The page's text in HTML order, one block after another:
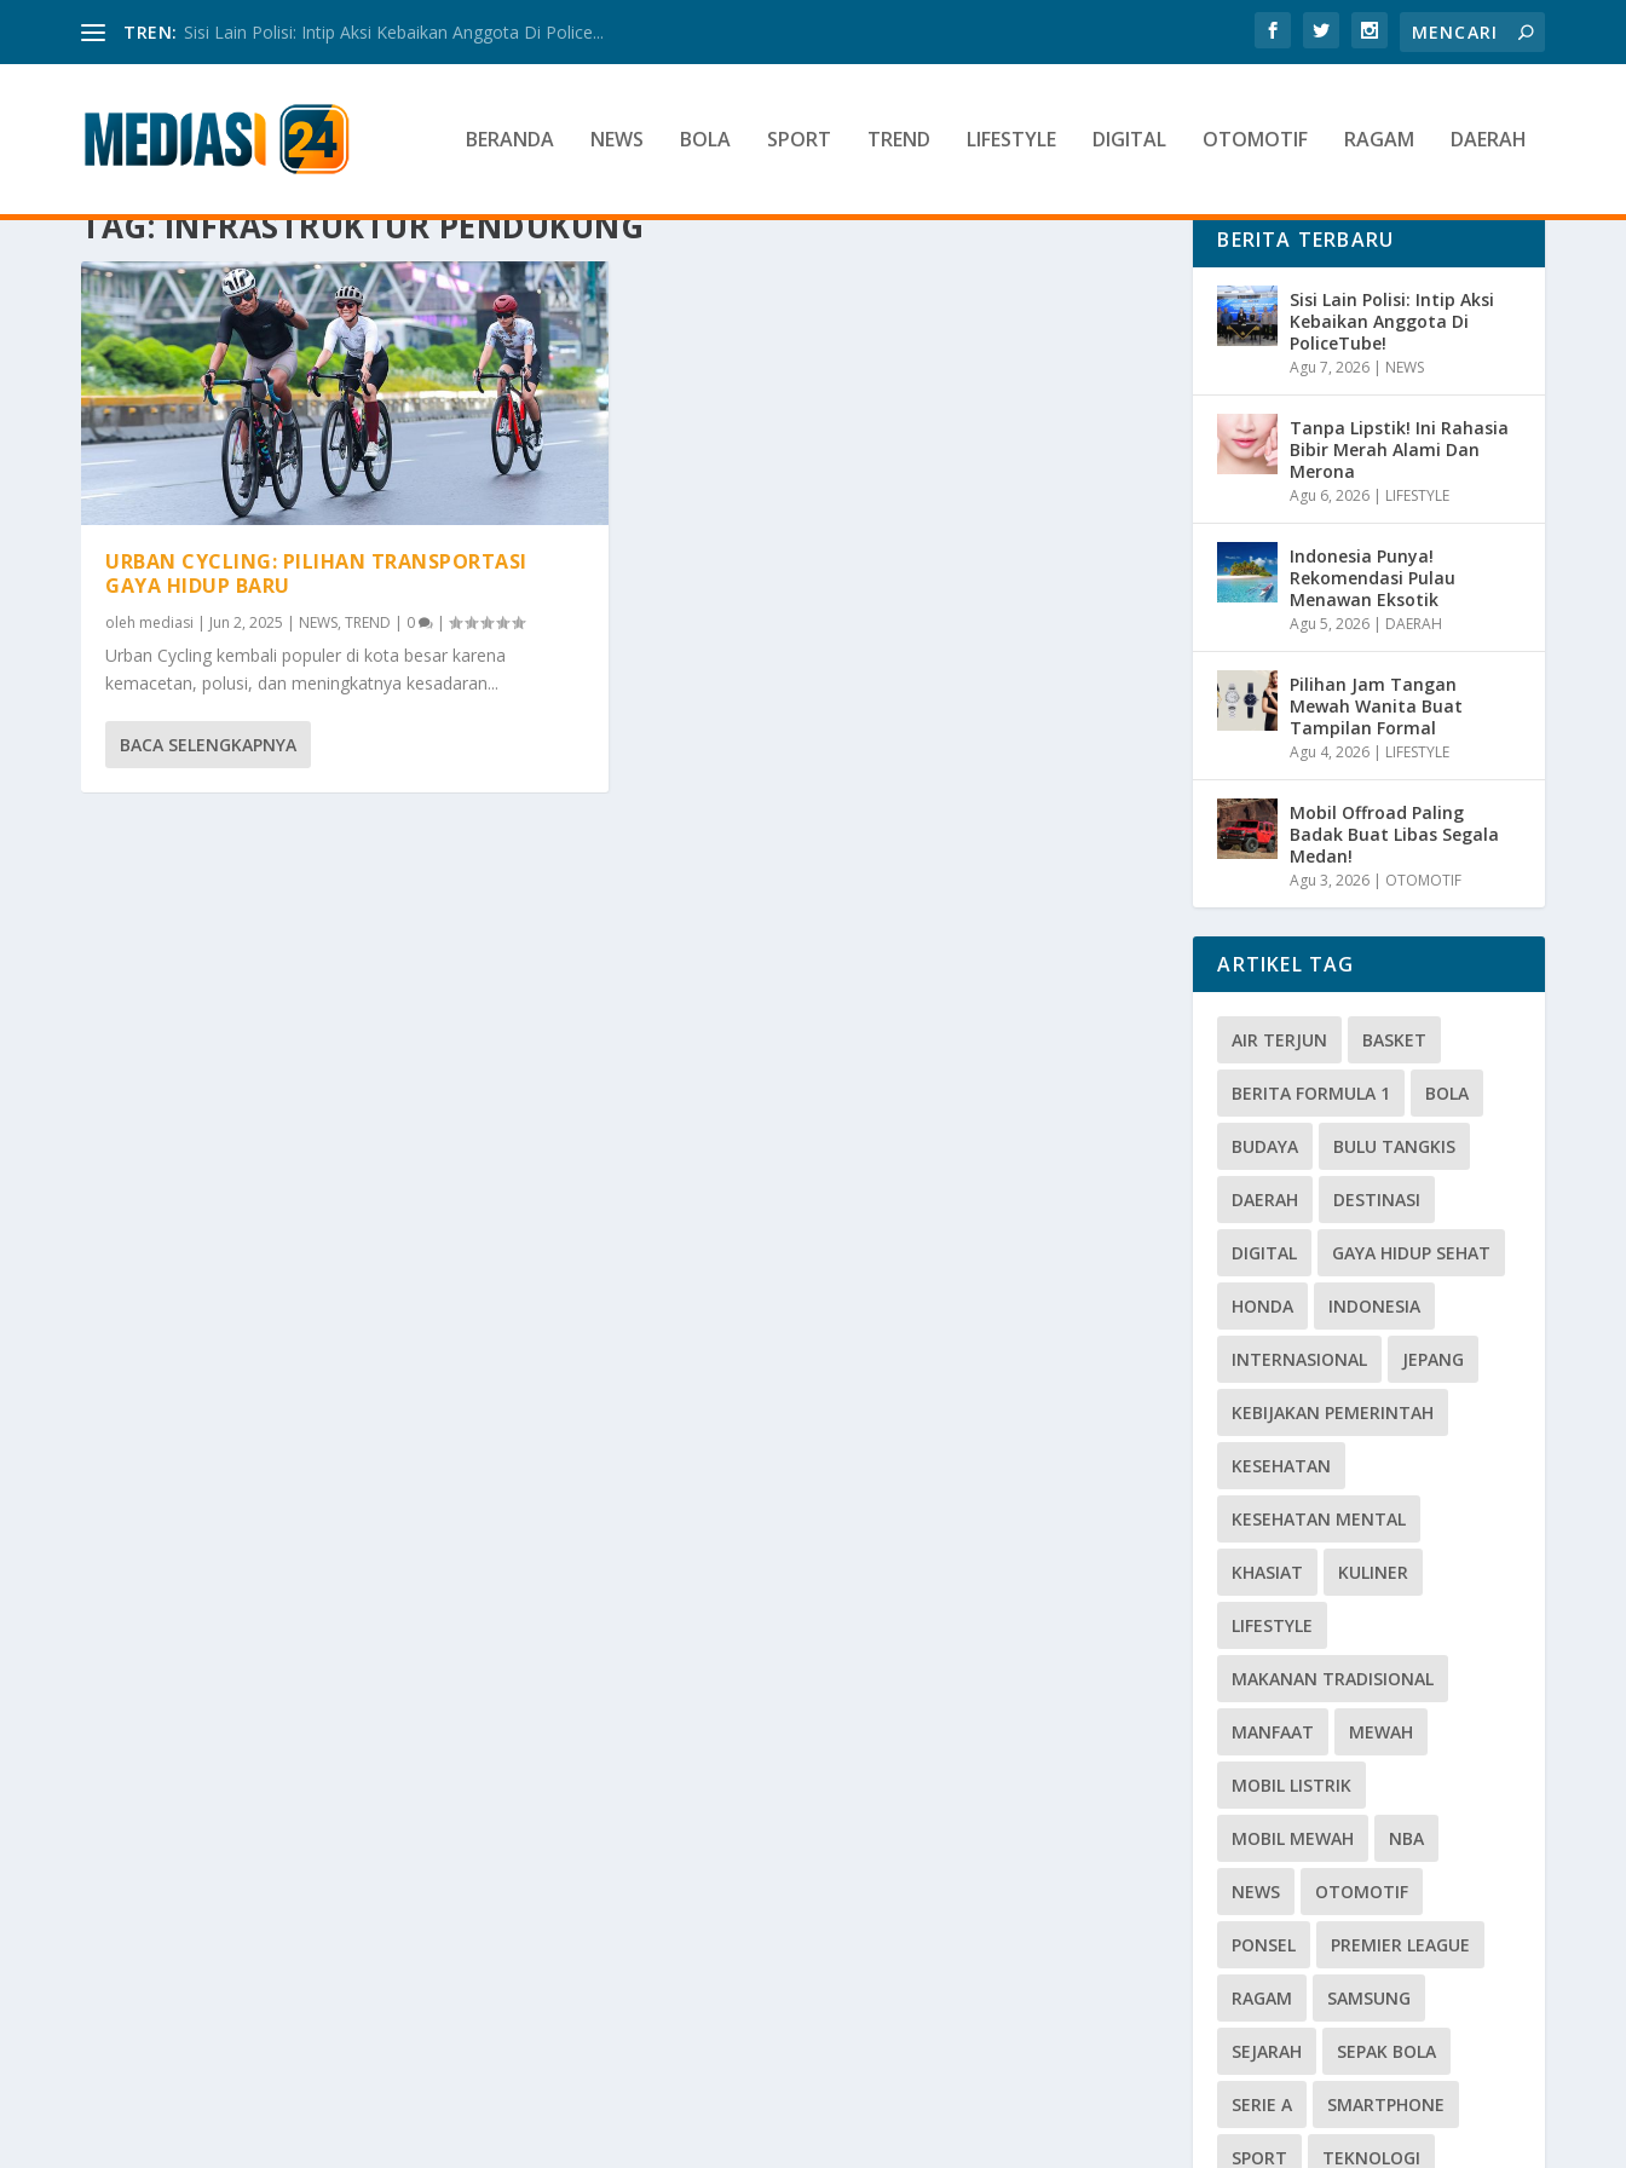
TREN: Sisi Lain Polisi: Intip Aksi Kebaikan Anggota Di Police...
BERANDA NEWS BOLA SPORT TREND LIFESTYLE DIGITAL OTOMOTIF RAGAM DAERAH
TAG:INFRASTRUKTUR PENDUKUNG
URBAN CYCLING: PILIHAN TRANSPORTASI
GAYA HIDUP BARU
oleh mediasi | Jun 2, 2025 | NEWS,TREND | 0 |
Urban Cycling kembali populer di kota besar karena
kemacetan, polusi, dan meningkatnya kesadaran...
BACA SELENGKAPNYA
BERITA TERBARU
Sisi Lain Polisi: Intip Aksi
Kebaikan Anggota Di
PoliceTube!
Agu 7, 2026 | NEWS
Tanpa Lipstik! Ini Rahasia
Bibir Merah Alami Dan
Merona
Agu 6, 2026 | LIFESTYLE
Indonesia Punya!
Rekomendasi Pulau
Menawan Eksotik
Agu 5, 2026 | DAERAH
Pilihan Jam Tangan
Mewah Wanita Buat
Tampilan Formal
Agu 4, 2026 | LIFESTYLE
Mobil Offroad Paling
Badak Buat Libas Segala
Medan!
Agu 3, 2026 | OTOMOTIF
ARTIKEL TAG
AIR TERJUN BASKET
BERITA FORMULA 1 BOLA
BUDAYA BULU TANGKIS
DAERAH DESTINASI
DIGITAL GAYA HIDUP SEHAT
HONDA INDONESIA
INTERNASIONAL JEPANG
KEBIJAKAN PEMERINTAH
KESEHATAN
KESEHATAN MENTAL
KHASIAT KULINER
LIFESTYLE
MAKANAN TRADISIONAL
MANFAAT MEWAH
MOBIL LISTRIK
MOBIL MEWAH NBA
NEWS OTOMOTIF
PONSEL PREMIER LEAGUE
RAGAM SAMSUNG
SEJARAH SEPAK BOLA
SERIE A SMARTPHONE
SPORT TEKNOLOGI